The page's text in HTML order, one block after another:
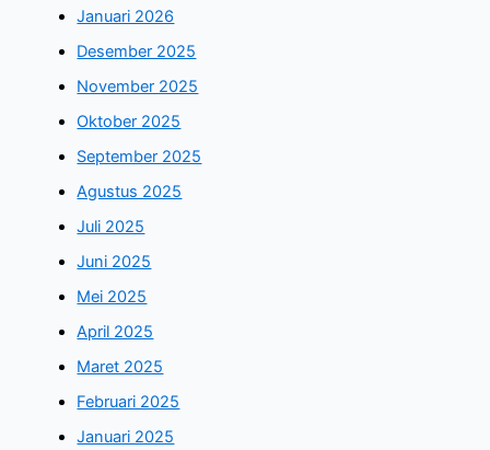
Januari 2026
Desember 2025
November 2025
Oktober 2025
September 2025
Agustus 2025
Juli 2025
Juni 2025
Mei 2025
April 2025
Maret 2025
Februari 2025
Januari 2025